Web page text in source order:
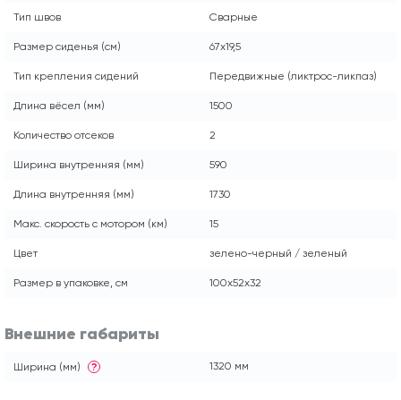
Тип швов Сварные
Размер сиденья (см) 67x19,5
Тип крепления сидений Передвижные (ликтрос-ликпаз)
Длина вёсел (мм) 1500
Количество отсеков 2
Ширина внутренняя (мм) 590
Длина внутренняя (мм) 1730
Макс. скорость с мотором (км) 15
Цвет зелено-черный / зеленый
Размер в упаковке, см 100x52x32
Внешние габариты
Ширина (мм) ? 1320 мм